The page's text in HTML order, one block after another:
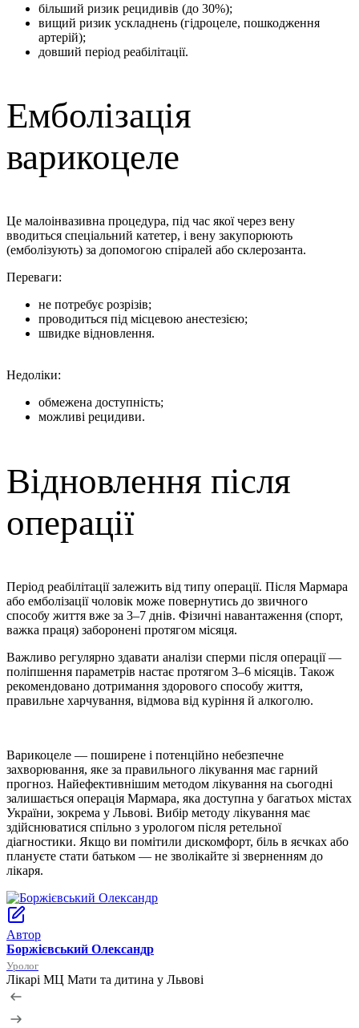
більший ризик рецидивів (до 30%);
вищий ризик ускладнень (гідроцеле, пошкодження
артерій);
довший період реабілітації.
Емболізація
варикоцеле
Це малоінвазивна процедура, під час якої через вену
вводиться спеціальний катетер, і вену закупорюють
(емболізують) за допомогою спіралей або склерозанта.
Переваги:
не потребує розрізів;
проводиться під місцевою анестезією;
швидке відновлення.
Недоліки:
обмежена доступність;
можливі рецидиви.
Відновлення після
операції
Період реабілітації залежить від типу операції. Після Мармара
або емболізації чоловік може повернутись до звичного
способу життя вже за 3–7 днів. Фізичні навантаження (спорт,
важка праця) заборонені протягом місяця.
Важливо регулярно здавати аналізи сперми після операції —
поліпшення параметрів настає протягом 3–6 місяців. Також
рекомендовано дотримання здорового способу життя,
правильне харчування, відмова від куріння й алкоголю.
Варикоцеле — поширене і потенційно небезпечне
захворювання, яке за правильного лікування має гарний
прогноз. Найефективнішим методом лікування на сьогодні
залишається операція Мармара, яка доступна у багатьох містах
України, зокрема у Львові. Вибір методу лікування має
здійснюватися спільно з урологом після ретельної
діагностики. Якщо ви помітили дискомфорт, біль в яєчках або
плануєте стати батьком — не зволікайте зі зверненням до
лікаря.
Автор
Боржієвський Олександр
Уролог
Лікарі МЦ Мати та дитина у Львові